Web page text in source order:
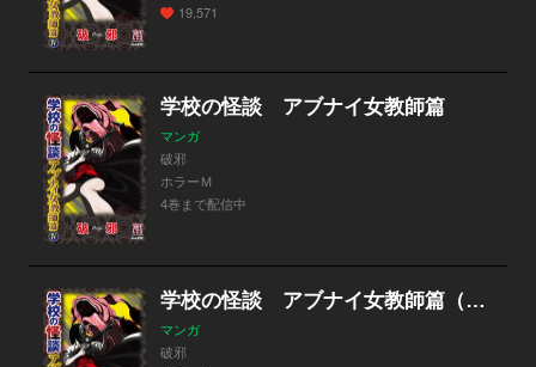
19,571
学校の怪談 アブナイ女教師篇
マンガ
破邪
ホラーＭ
4巻まで配信中
学校の怪談 アブナイ女教師篇（分冊版）
マンガ
破邪